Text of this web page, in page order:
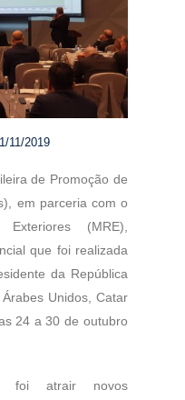
11/2019
de Promoção de
em parceria com o
(MRE),
que foi realizada
da República
Unidos, Catar
24 a 30 de outubro
foi atrair novos